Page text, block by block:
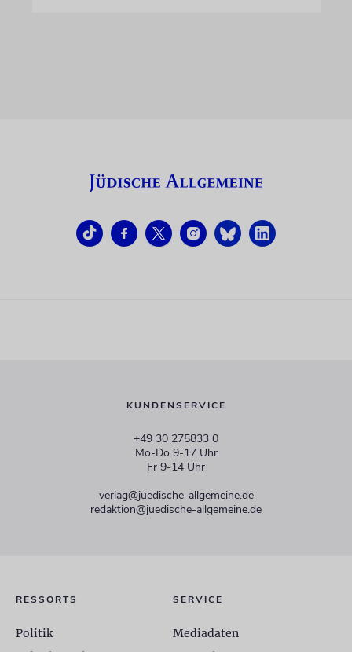
KUNDENSERVICE
+49 30 275833 0
Mo-Do 9-17 Uhr
Fr 9-14 Uhr
verlag@juedische-allgemeine.de
redaktion@juedische-allgemeine.de
RESSORTS
Politik
SERVICE
Mediadaten